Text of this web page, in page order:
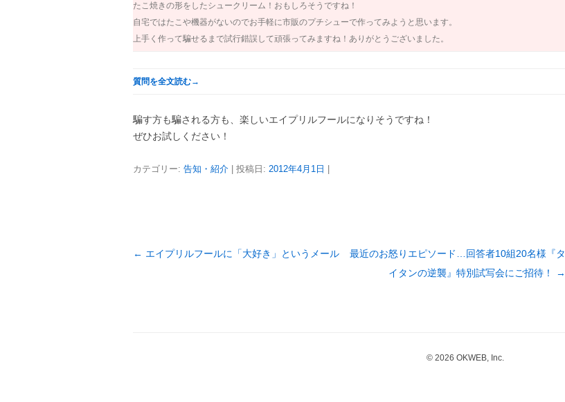
たこ焼きの形をしたシュークリーム！おもしろそうですね！
自宅ではたこや機器がないのでお手軽に市販のプチシューで作ってみようと思います。
上手く作って騙せるまで試行錯誤して頑張ってみますね！ありがとうございました。
質問を全文読む→
騙す方も騙される方も、楽しいエイプリルフールになりそうですね！
ぜひお試しください！
カテゴリー: 告知・紹介 | 投稿日: 2012年4月1日
投
← エイプリルフールに「大好き」というメール
最近のお怒りエピソード…回答者10組20名様『タ
イタンの逆襲』特別試写会にご招待！
→
© 2026 OKWEB, Inc.